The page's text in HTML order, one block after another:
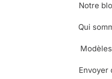
⭐⭐⭐⭐ le
bonne
Notre
Qui
Envoyer